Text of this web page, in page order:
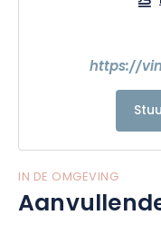
https://
IN DE OMGEVING